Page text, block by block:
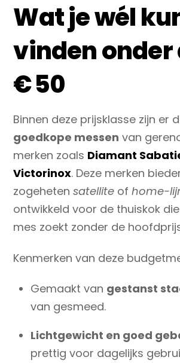
Wat je wél
vinden onder
€ 50
Binnen deze prijsklasse zijn er
goedkope messen van
merken zoals Diamant
Victorinox. Deze merken
zogehetensatellite ofhome-
ontwikkeld voor de thuiskok
mes zoekt zonder de
Kenmerken van deze
Gemaakt van gestanst
van gesmeed.
Lichtgewicht en goed
prettig voor dagelijks